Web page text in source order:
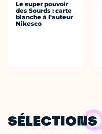
Le super pouvoir
des Sourds : carte
blanche à l'auteur
Nikesco
SÉLECTIONS